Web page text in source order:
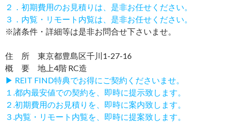
２．初期費用のお見積りは、是非お任せください。
３．内覧・リモート内覧は、是非お任せください。
※諸条件・詳細等は是非お問合せ下さいませ。
住 所 東京都豊島区千川1-27-16
概 要 地上4階 RC造
▶ REIT FIND特典でお得にご契約くださいませ。
１.都内最安値での契約を、即時に提示致します。
２.初期費用のお見積りを、即時に案内致します。
３.内覧・リモート内覧を、即時に提案致します。